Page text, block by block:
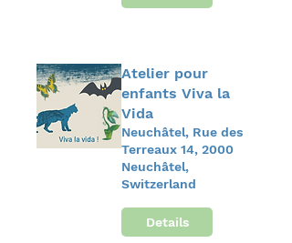
Atelier pour
enfants Viva la
Vida
Neuchâtel, Rue des
Terreaux 14, 2000
Neuchâtel,
Switzerland
Details